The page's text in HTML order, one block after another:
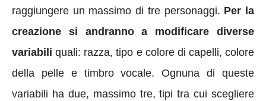
raggiungere un massimo di tre personaggi. Per la
creazione si andranno a modificare diverse
variabili quali: razza, tipo e colore di capelli, colore
della pelle e timbro vocale. Ognuna di queste
variabili ha due, massimo tre, tipi tra cui scegliere